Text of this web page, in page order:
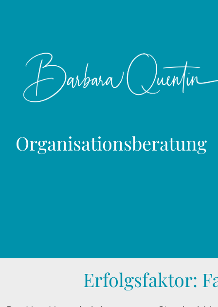
Organisationsberatung
Erfolgsfaktor: